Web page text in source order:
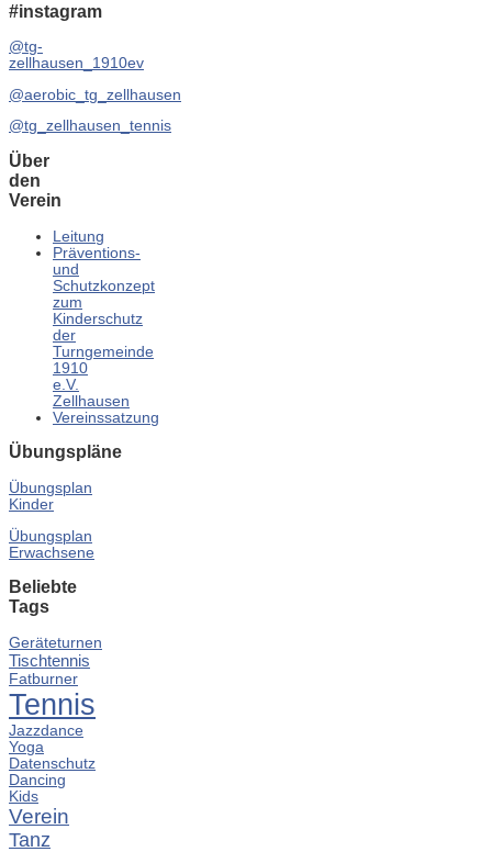
#instagram
@tg-
zellhausen_1910ev
@aerobic_tg_zellhausen
@tg_zellhausen_tennis
Über
den
Verein
Leitung
Präventions-
und
Schutzkonzept
zum
Kinderschutz
der
Turngemeinde
1910
e.V.
Zellhausen
Vereinssatzung
Übungspläne
Übungsplan
Kinder
Übungsplan
Erwachsene
Beliebte
Tags
Geräteturnen
Tischtennis
Fatburner
Tennis
Jazzdance
Yoga
Datenschutz
Dancing
Kids
Verein
Tanz